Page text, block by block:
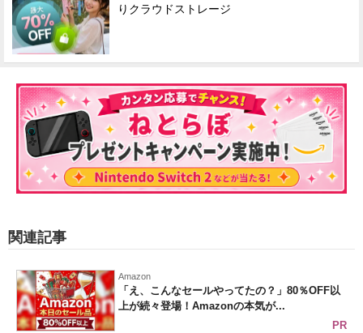
りクラウドストレージ
関連記事
Amazon
「え、こんなセールやってたの？」80％OFF以
上が続々登場！Amazonの本気が...
PR